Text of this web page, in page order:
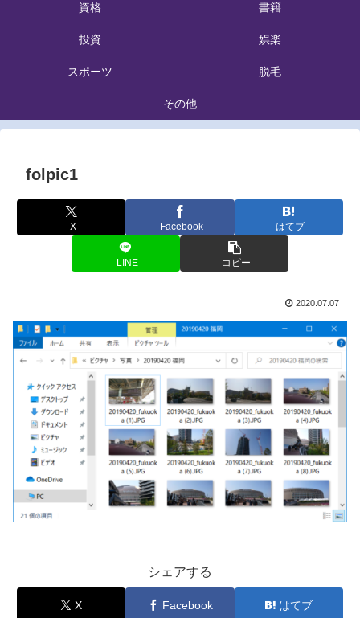
資格 書籍
投資 娯楽
スポーツ 脱毛
その他
folpic1
X Facebook はてブ
LINE コピー
2020.07.07
シェアする
X Facebook はてブ